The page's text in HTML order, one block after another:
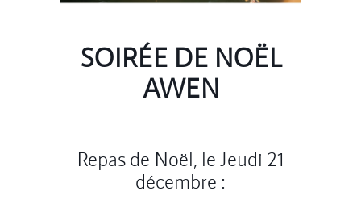
SOIRÉE DE NOËL
AWEN
Repas de Noël, le Jeudi 21
décembre :